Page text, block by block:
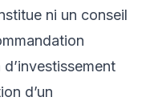
ni un conseil
d’un